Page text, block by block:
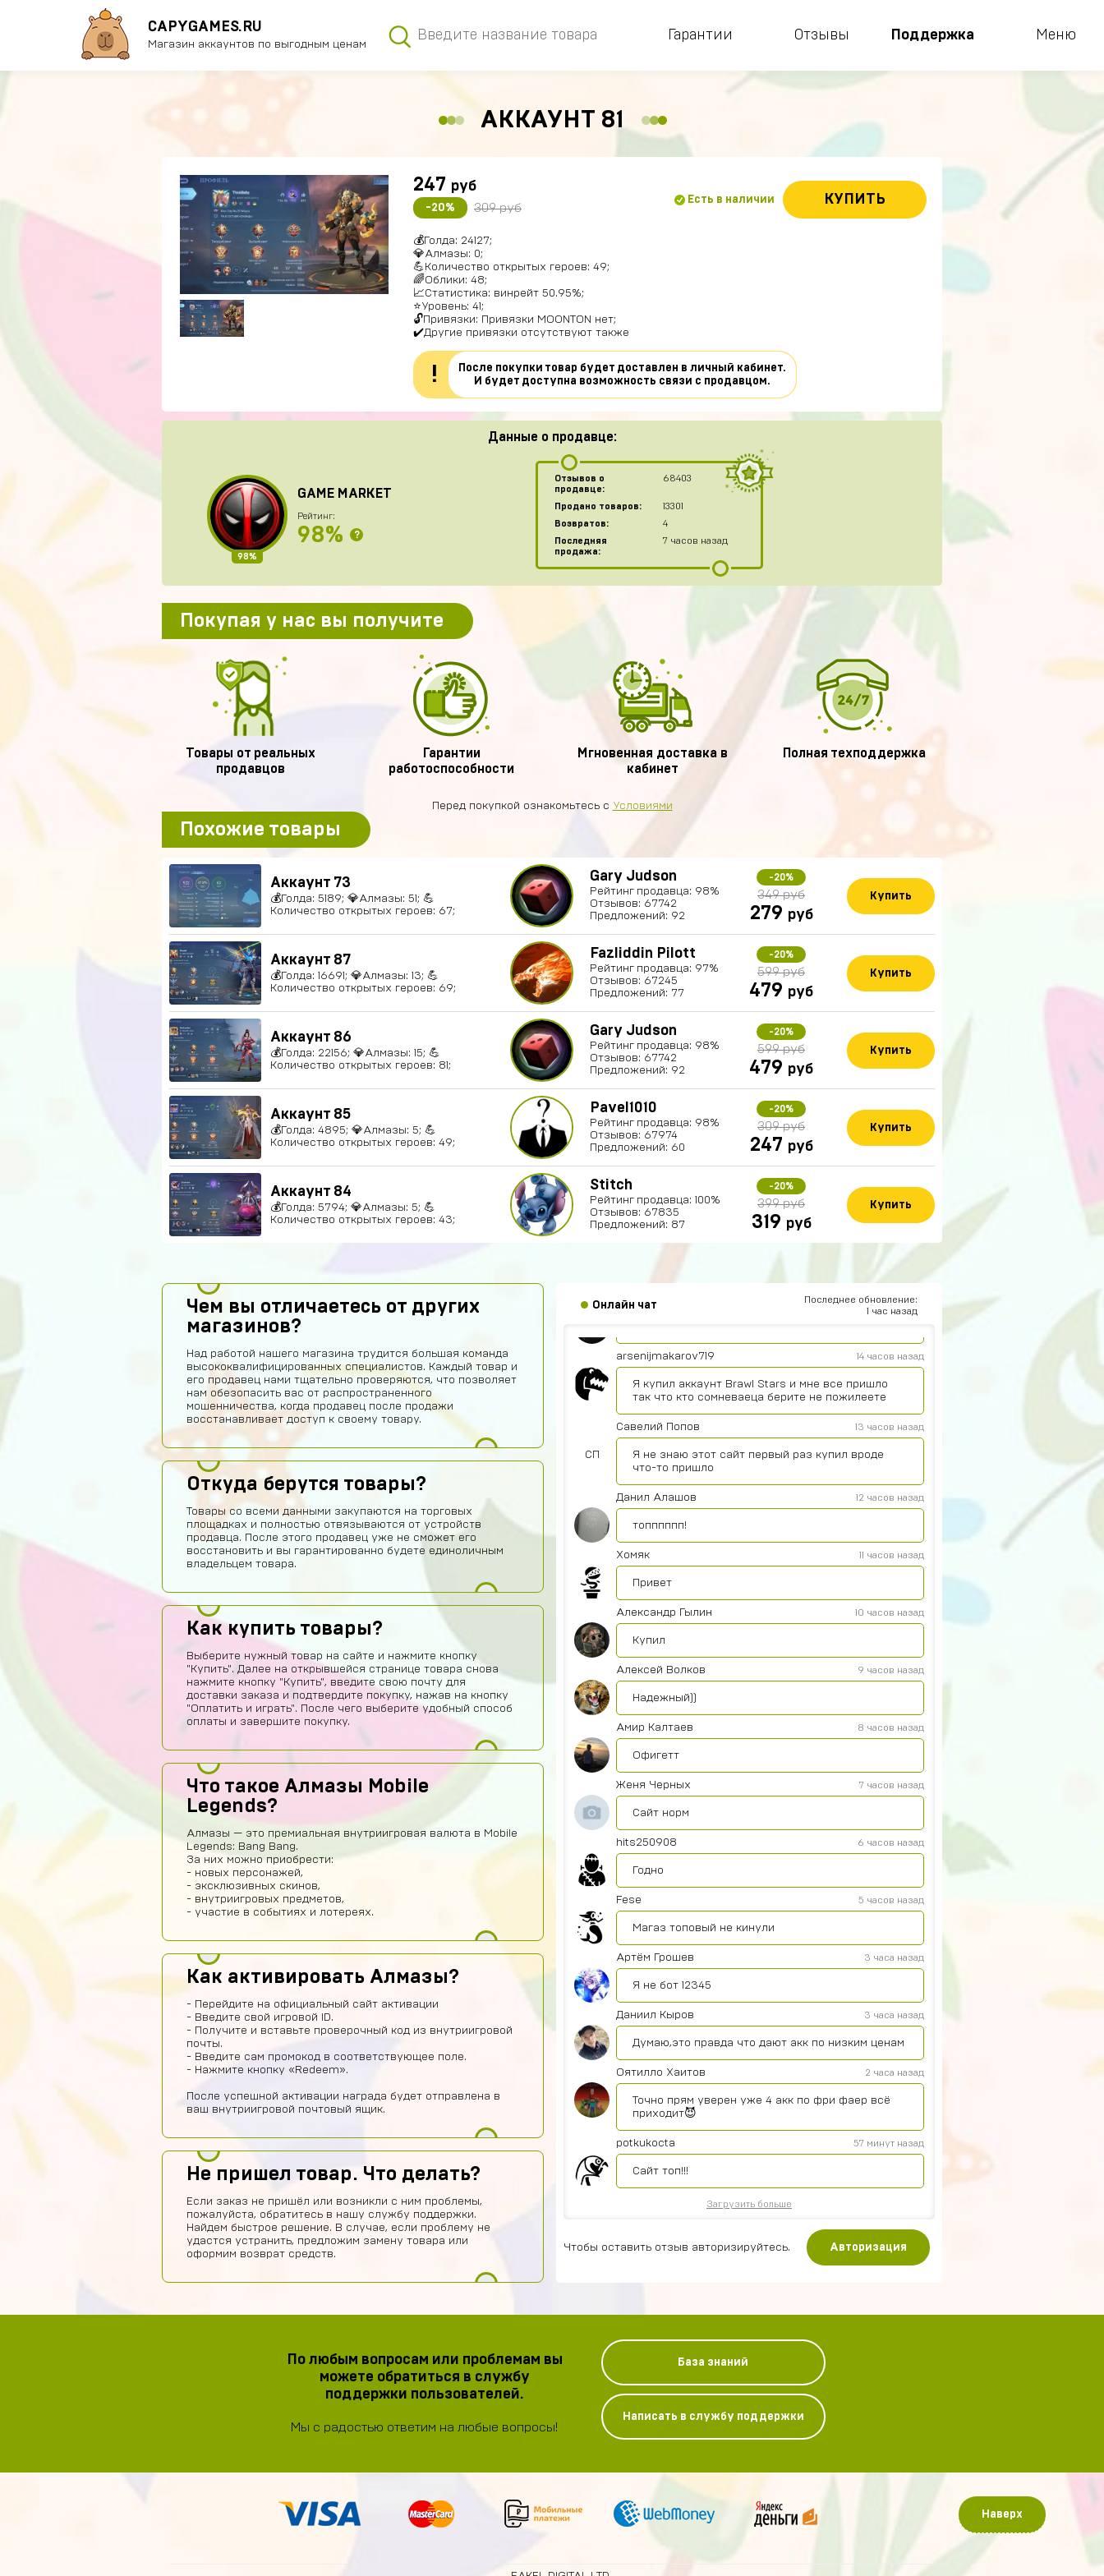
CAPYGAMES.RU
Магазин аккаунтов по выгодным ценам
Гарантии Отзывы Поддержка Меню
АККАУНТ 81
247 руб
-20% 309 руб
Есть в наличии КУПИТЬ
💰Голда: 24127;
💎Алмазы: 0;
💪Количество открытых героев: 49;
🌈Облики: 48;
📈Статистика: винрейт 50.95%;
⭐️Уровень: 41;
🔓Привязки: Привязки MOONTON нет;
✔️Другие привязки отсутствуют также
!
После покупки товар будет доставлен в личный кабинет.
И будет доступна возможность связи с продавцом.
Данные о продавце:
98%
GAME MARKET
Рейтинг:
98% ?
Отзывов о
продавце:
68403
Продано товаров:
13301
Возвратов:
4
Последняя
продажа:
7 часов назад
Покупая у нас вы получите
Товары от реальных
продавцов
Гарантии
работоспособности
Мгновенная доставка в
кабинет
Полная техподдержка
Перед покупкой ознакомьтесь с Условиями
Похожие товары
Аккаунт 73
💰Голда: 5189; 💎Алмазы: 51; 💪
Количество открытых героев: 67;
Gary Judson
Рейтинг продавца: 98%
Отзывов: 67742
Предложений: 92
-20%
349 руб
279 руб
Купить
Аккаунт 87
💰Голда: 16691; 💎Алмазы: 13; 💪
Количество открытых героев: 69;
Fazliddin Pilott
Рейтинг продавца: 97%
Отзывов: 67245
Предложений: 77
-20%
599 руб
479 руб
Купить
Аккаунт 86
💰Голда: 22156; 💎Алмазы: 15; 💪
Количество открытых героев: 81;
Gary Judson
Рейтинг продавца: 98%
Отзывов: 67742
Предложений: 92
-20%
599 руб
479 руб
Купить
Аккаунт 85
💰Голда: 4895; 💎Алмазы: 5; 💪
Количество открытых героев: 49;
Pavel1010
Рейтинг продавца: 98%
Отзывов: 67974
Предложений: 60
-20%
309 руб
247 руб
Купить
Аккаунт 84
💰Голда: 5794; 💎Алмазы: 5; 💪
Количество открытых героев: 43;
Stitch
Рейтинг продавца: 100%
Отзывов: 67835
Предложений: 87
-20%
399 руб
319 руб
Купить
Чем вы отличаетесь от других
магазинов?
Над работой нашего магазина трудится большая команда
высококвалифицированных специалистов. Каждый товар и
его продавец нами тщательно проверяются, что позволяет
нам обезопасить вас от распространенного
мошенничества, когда продавец после продажи
восстанавливает доступ к своему товару.
Откуда берутся товары?
Товары со всеми данными закупаются на торговых
площадках и полностью отвязываются от устройств
продавца. После этого продавец уже не сможет его
восстановить и вы гарантированно будете единоличным
владельцем товара.
Как купить товары?
Выберите нужный товар на сайте и нажмите кнопку
"Купить". Далее на открывшейся странице товара снова
нажмите кнопку "Купить", введите свою почту для
доставки заказа и подтвердите покупку, нажав на кнопку
"Оплатить и играть". После чего выберите удобный способ
оплаты и завершите покупку.
Что такое Алмазы Mobile
Legends?
Алмазы — это премиальная внутриигровая валюта в Mobile
Legends: Bang Bang.
За них можно приобрести:
- новых персонажей,
- эксклюзивных скинов,
- внутриигровых предметов,
- участие в событиях и лотереях.
Как активировать Алмазы?
- Перейдите на официальный сайт активации
- Введите свой игровой ID.
- Получите и вставьте проверочный код из внутриигровой
почты.
- Введите сам промокод в соответствующее поле.
- Нажмите кнопку «Redeem».
После успешной активации награда будет отправлена в
ваш внутриигровой почтовый ящик.
Не пришел товар. Что делать?
Если заказ не пришёл или возникли с ним проблемы,
пожалуйста, обратитесь в нашу службу поддержки.
Найдем быстрое решение. В случае, если проблему не
удастся устранить, предложим замену товара или
оформим возврат средств.
Онлайн чат
Последнее обновление:
1 час назад
Denisych Tablovsky 15 часов назад
arsenijmakarov719 14 часов назад
Я купил аккаунт Brawl Stars и мне все пришло
так что кто сомневаеца берите не пожилеете
СП
Савелий Попов 13 часов назад
Я не знаю этот сайт первый раз купил вроде
что-то пришло
Данил Алашов 12 часов назад
топппппп!
Хомяк 11 часов назад
Привет
Александр Гылин 10 часов назад
Купил
Алексей Волков 9 часов назад
Надежный))
Амир Калтаев 8 часов назад
Офигетт
Женя Черных 7 часов назад
Сайт норм
hits250908 6 часов назад
Годно
Fese 5 часов назад
Магаз топовый не кинули
Артём Грошев 3 часа назад
Я не бот 12345
Даниил Кыров 3 часа назад
Думаю,это правда что дают акк по низким ценам
Оятилло Хаитов 2 часа назад
Точно прям уверен уже 4 акк по фри фаер всё
приходит😈
potkukocta 57 минут назад
Сайт топ!!!
Загрузить больше
Чтобы оставить отзыв авторизируйтесь. Авторизация
По любым вопросам или проблемам вы
можете обратиться в службу
поддержки пользователей.
Мы с радостью ответим на любые вопросы!
База знаний
Написать в службу поддержки
Наверх